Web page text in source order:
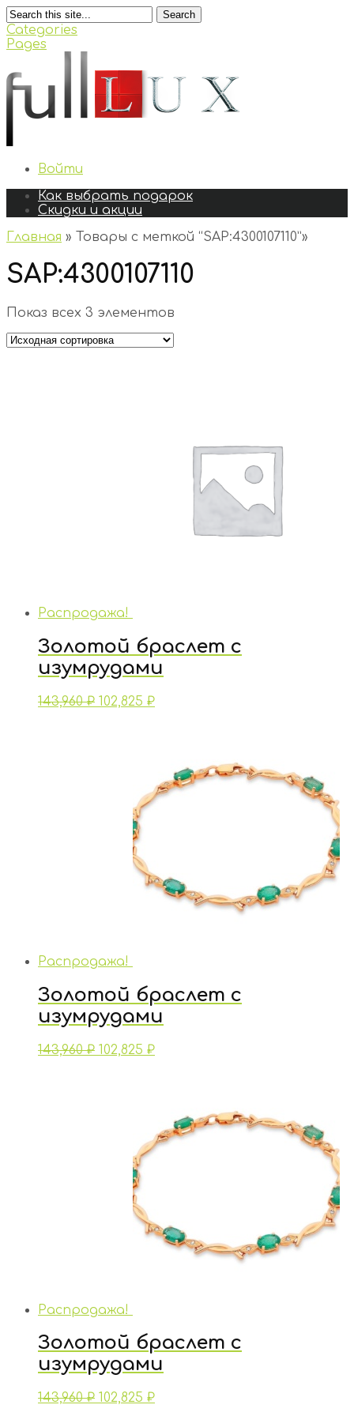
Search
Categories
Pages
Войти
Как выбрать подарок
Скидки и акции
Главная » Товары с меткой “SAP:4300107110”»
SAP:4300107110
Показ всех 3 элементов
Распродажа!
Золотой браслет с
изумрудами
143,960₽ 102,825 ₽
Распродажа!
Золотой браслет с
изумрудами
143,960₽ 102,825 ₽
Распродажа!
Золотой браслет с
изумрудами
143,960₽ 102,825 ₽